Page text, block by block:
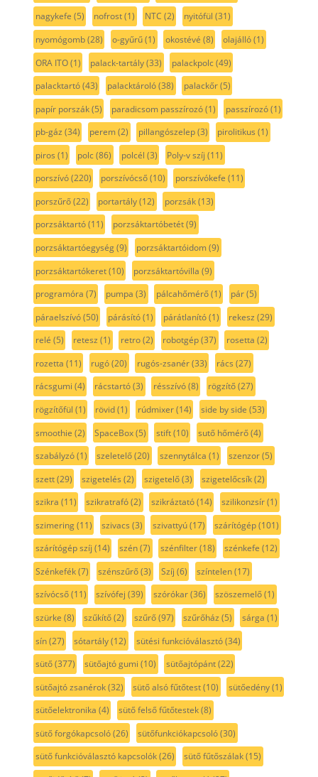
nagykefe (5) nofrost(1) NTC (2) nyitófül (31)
nyomógomb(28) o-gyűrű(1) okostévé (8) olajálló(1)
ORA ITO(1) palack-tartály(33) palackpolc(49)
palacktartó(43) palacktároló(38) palackőr(5)
papír porszák(5) paradicsom passzírozó(1) passzírozó(1)
pb-gáz (34) perem(2) pillangószelep(3) pirolitikus (1)
piros (1) polc(86) polcél (3) Poly-v szíj (11)
porszívó(220) porszívócső(10) porszívókefe (11)
porszűrő(22) portartály(12) porzsák(13)
porzsáktartó(11) porzsáktartóbetét(9)
porzsáktartóegység(9) porzsáktartóidom(9)
porzsáktartókeret(10) porzsáktartóvilla (9)
programóra (7) pumpa (3) pálcahőmérő(1) pár(5)
páraelszívó(50) párásító(1) párátlanító(1) rekesz (29)
relé (5) retesz (1) retro(2) robotgép(37) rosetta (2)
rozetta (11) rugó(20) rugós-zsanér(33) rács (27)
rácsgumi (4) rácstartó(3) résszívó(8) rögzítő(27)
rögzítőfül (1) rövid(1) rúdmixer(14) side by side (53)
smoothie (2) SpaceBox(5) stift(10) sutő hőmérő(4)
szabályzó(1) szeletelő(20) szennytálca (1) szenzor(5)
szett(29) szigetelés (2) szigetelő(3) szigetelőcsík(2)
szikra (11) szikratrafó(2) szikráztató(14) szilikonzsír(1)
szimering(11) szivacs (3) szivattyú(17) szárítógép(101)
szárítógép szíj (14) szén(7) szénfilter(18) szénkefe (12)
Szénkefék(7) szénszűrő(3) Szíj (6) színtelen(17)
szívócső(11) szívófej (39) szórókar(36) szöszemelő(1)
szürke (8) szűkítő(2) szűrő(97) szűrőház (5) sárga (1)
sín(27) sótartály(12) sütési funkcióválasztó(34)
sütő(377) sütőajtó gumi (10) sütőajtópánt(22)
sütőajtó zsanérok(32) sütő alsó fűtőtest(10) sütőedény(1)
sütőelektronika (4) sütő felső fűtőtestek(8)
sütő forgókapcsoló(26) sütőfunkciókapcsoló(30)
sütő funkcióválasztó kapcsolók(26) sütő fűtőszálak(15)